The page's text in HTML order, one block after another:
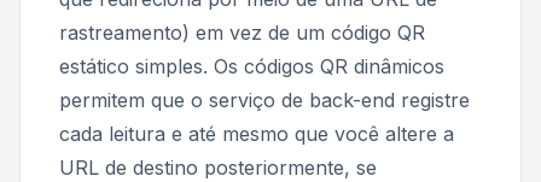
rastreamento) em vez de um código QR
estático simples. Os códigos QR dinâmicos
permitem que o serviço de back-end registre
cada leitura e até mesmo que você altere a
URL de destino posteriormente, se